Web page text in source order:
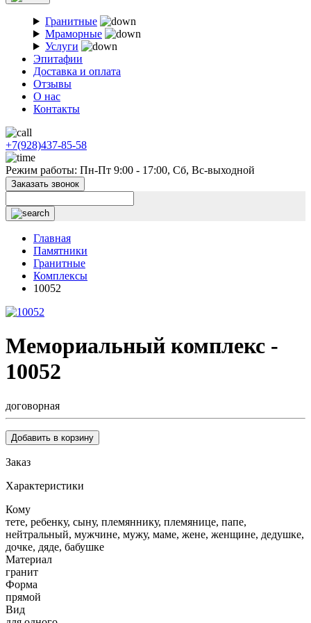
Гранитные
Мраморные
Услуги
Эпитафии
Доставка и оплата
Отзывы
О нас
Контакты
+7(928)437-85-58
Режим работы: Пн-Пт 9:00 - 17:00, Сб, Вс-выходной
Заказать звонок
Главная
Памятники
Гранитные
Комплексы
10052
Мемориальный комплекс -
10052
договорная
Добавить в корзину
Заказ
Характеристики
Кому
тете, ребенку, сыну, племяннику, племянице, папе,
нейтральный, мужчине, мужу, маме, жене, женщине, дедушке,
дочке, дяде, бабушке
Материал
гранит
Форма
прямой
Вид